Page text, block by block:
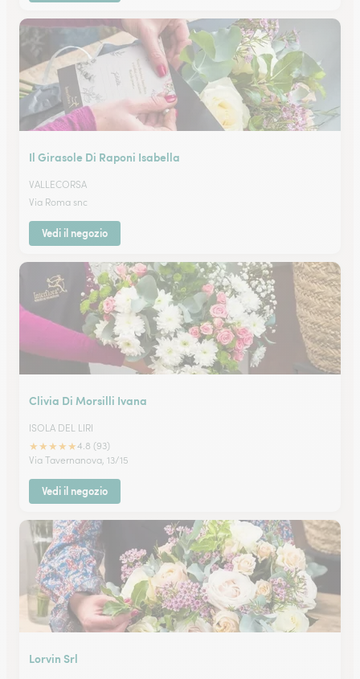
Il Girasole Di Raponi Isabella
VALLECORSA
Via Roma snc
Vedi il negozio
Clivia Di Morsilli Ivana
ISOLA DEL LIRI
★★★★★4.8 (93)
Via Tavernanova, 13/15
Vedi il negozio
Lorvin Srl